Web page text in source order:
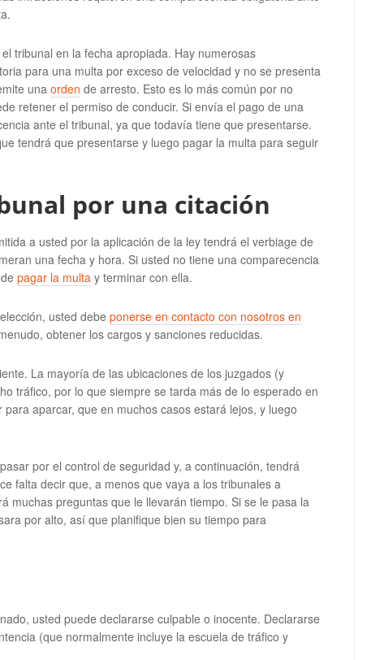
tribunal en la fecha apropiada. Hay numerosas
para una multa por exceso de velocidad y no se presenta
una orden de arresto. Esto es lo más común por no
retener el permiso de conducir. Si envía el pago de una
ante el tribunal, ya que todavía tiene que presentarse.
tendrá que presentarse y luego pagar la multa para seguir
por una citación
a usted por la aplicación de la ley tendrá el verbiage de
una fecha y hora. Si usted no tiene una comparecencia
pagar la multa y terminar con ella.
usted debe ponerse en contacto con nosotros en
obtener los cargos y sanciones reducidas.
La mayoría de las ubicaciones de los juzgados (y
tráfico, por lo que siempre se tarda más de lo esperado en
aparcar, que en muchos casos estará lejos, y luego
por el control de seguridad y, a continuación, tendrá
falta decir que, a menos que vaya a los tribunales a
muchas preguntas que le llevarán tiempo. Si se le pasa la
por alto, así que planifique bien su tiempo para
usted puede declararse culpable o inocente. Declararse
(que normalmente incluye la escuela de tráfico y